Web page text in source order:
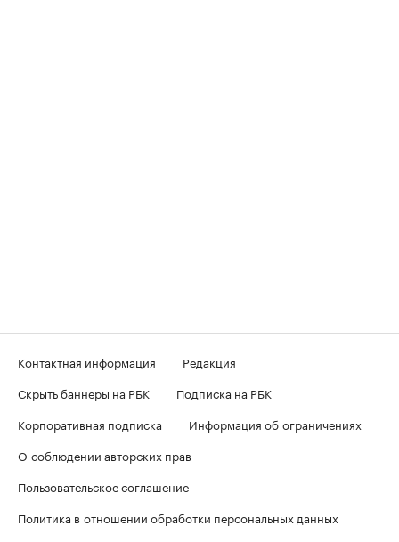
Контактная информация
Редакция
Скрыть баннеры на РБК
Подписка на РБК
Корпоративная подписка
Информация об ограничениях
О соблюдении авторских прав
Пользовательское соглашение
Политика в отношении обработки персональных данных